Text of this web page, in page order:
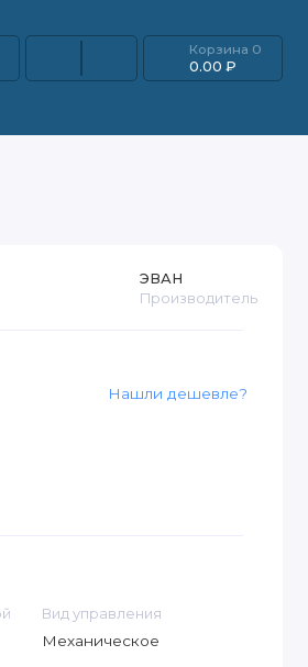
Корзина 0
0.00 ₽
ЭВАН
Производитель
Нашли дешевле?
Вид управления
Механическое